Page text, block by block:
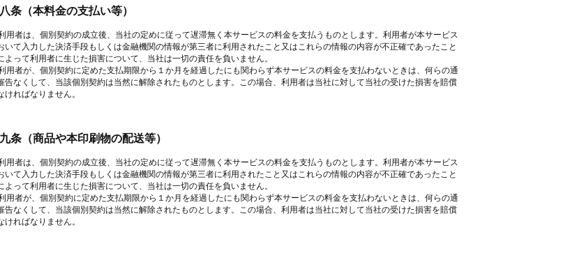
条（本料金の支払い等）
用者は、個別契約の成立後、当社の定めに従って遅滞無く本サービスの料金を支払うものとします。利用者が本サービス
いて入力した決済手段もしくは金融機関の情報が第三者に利用されたこと又はこれらの情報の内容が不正確であったこと
よって利用者に生じた損害について、当社は一切の責任を負いません。
用者が、個別契約に定めた支払期限から１か月を経過したにも関わらず本サービスの料金を支払わないときは、何らの通
告なくして、当該個別契約は当然に解除されたものとします。この場合、利用者は当社に対して当社の受けた損害を賠償
ければなりません。
条（商品や本印刷物の配送等）
用者は、個別契約の成立後、当社の定めに従って遅滞無く本サービスの料金を支払うものとします。利用者が本サービス
いて入力した決済手段もしくは金融機関の情報が第三者に利用されたこと又はこれらの情報の内容が不正確であったこと
よって利用者に生じた損害について、当社は一切の責任を負いません。
用者が、個別契約に定めた支払期限から１か月を経過したにも関わらず本サービスの料金を支払わないときは、何らの通
告なくして、当該個別契約は当然に解除されたものとします。この場合、利用者は当社に対して当社の受けた損害を賠償
ければなりません。